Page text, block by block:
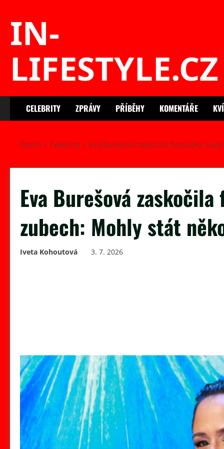
IN-
LIFESTYLE.CZ
CELEBRITY ZPRÁVY PŘÍBĚHY KOMENTÁŘE
Domů Celebrity Eva Burešová zaskočila fanoušky
Eva Burešová
zubech: Mohly stát
Iveta Kohoutová 3. 7. 2026